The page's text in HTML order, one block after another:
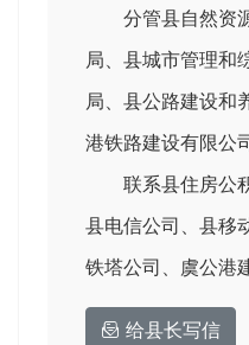
分管县自然资源
局、县城市管理和
局、县公路建设和
港铁路建设有限公
联系县住房公积
县电信公司、县移
铁塔公司、虞公港
给县长写信